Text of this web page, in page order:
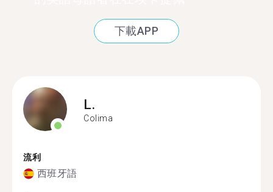
下載APP
L.
Colima
流利
西班牙語